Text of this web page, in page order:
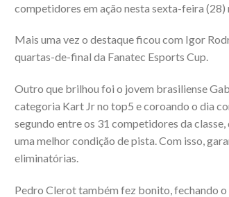
competidores em ação nesta sexta-feira (28)
Mais uma vez o destaque ficou com Igor
quartas-de-final da Fanatec Esports Cup.
Outro que brilhou foi o jovem brasiliense
categoria Kart Jr no top5 e coroando o dia
segundo entre os 31 competidores da
uma melhor condição de pista. Com isso,
eliminatórias.
Pedro Clerot também fez bonito, fechando